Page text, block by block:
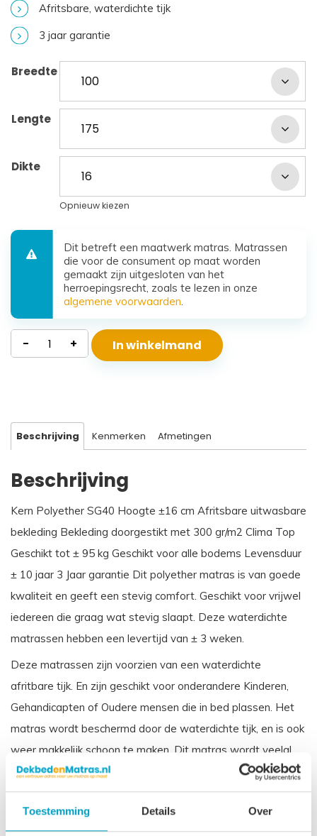
Toestemming Details Over
Afritsbare, waterdichte tijk
3 jaar garantie
Breedte
Lengte
Dikte
Opnieuw kiezen
Dit betreft een maatwerk matras. Matrassen
die voor de consument op maat worden
gemaakt zijn uitgesloten van het
herroepingsrecht, zoals te lezen in onze
algemene voorwaarden
Waterdicht
Polyether
- + In winkelmand
Beschrijving Kenmerken Afmetingen
Beschrijving
Kern Polyether SG40 Hoogte ±16 cm Afritsbare uitwasbare
bekleding Bekleding doorgestikt met 300 gr/m2 Clima Top
Geschikt tot ± 95 kg Geschikt voor alle bodems Levensduur
± 10 jaar 3 Jaar garantie Dit polyether matras is van goede
kwaliteit en geeft een stevig comfort. Geschikt voor vrijwel
iedereen die graag wat stevig slaapt. Deze waterdichte
matrassen hebben een levertijd van ± 3 weken.
Deze matrassen zijn voorzien van een waterdichte
afritbare tijk. En zijn geschikt voor onderandere Kinderen,
Gehandicapten of Oudere mensen die in bed plassen. Het
matras wordt beschermd door de waterdichte tijk, en is ook
weer makkelijk schoon te maken. Dit matras wordt veelal
toegepast in zorginstellingen.
Vergelijkbare benamingen voor een koudschuim waterdichte
matras zijn: Incontinentie matras, Zorgmatras, Vloeistofdicht